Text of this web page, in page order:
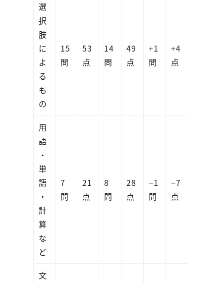
選
択
肢
に
よ
る
も
の
15
問
53
点
14
問
49
点
+1
問
+4
点
用
語
・
単
語
・
計
算
な
ど
7
問
21
点
8
問
28
点
−1
問
−7
点
文